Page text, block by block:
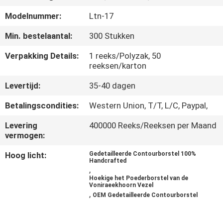
PRIVACY
POLICY
Modelnummer:
Ltn-17
Min. bestelaantal:
300 Stukken
Verpakking Details:
1 reeks/Polyzak, 50
reeksen/karton
Levertijd:
35-40 dagen
Betalingscondities:
Western Union, T/T, L/C, Paypal,
Levering
vermogen:
400000 Reeks/Reeksen per Maand
Hoog licht:
Gedetailleerde Contourborstel 100%
Handcrafted
,
Hoekige het Poederborstel van de
Voniraeekhoorn Vezel
, OEM Gedetailleerde Contourborstel